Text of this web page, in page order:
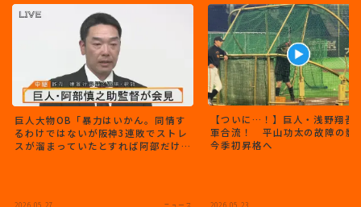
巨人大物OB「暴力はいかん。同情す
るわけではないが阪神3連敗でストレ
スが溜まっていたとすれば阿部だけ
2026.05.27 ニュース
【ついに…！】巨人・浅野翔吾
軍合流！ 平山功太の故障の影
今季初昇格へ
2026.05.23